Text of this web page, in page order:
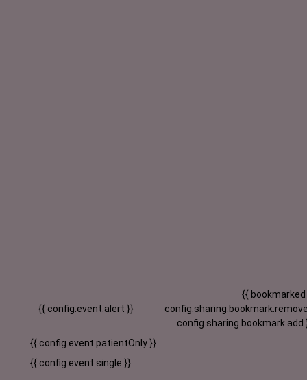
{{ config.event.alert }}
{{ bookmarked
config.sharing.bookmark.add
{{ config.event.patientOnly }}
{{ config.event.single }}